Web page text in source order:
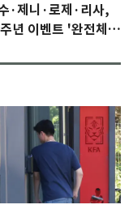
·제니·로제·리사,
년 이벤트 '완전체'